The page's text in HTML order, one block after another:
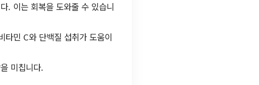
. 이는 회복을 도와줄 수 있습니
타민 C와 단백질 섭취가 도움이
미칩니다.